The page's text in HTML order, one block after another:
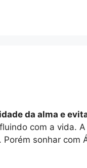
da alma e
com a vida.
sonhar com